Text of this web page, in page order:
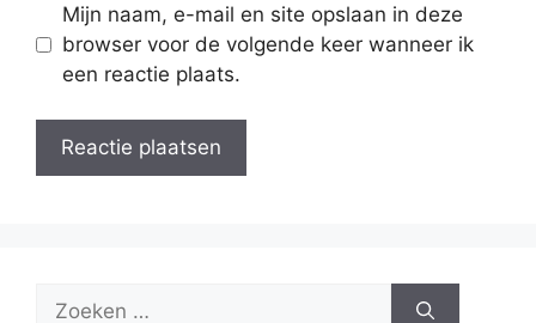
Mijn naam, e-mail en site opslaan in deze
browser voor de volgende keer wanneer ik
een reactie plaats.
Zoek